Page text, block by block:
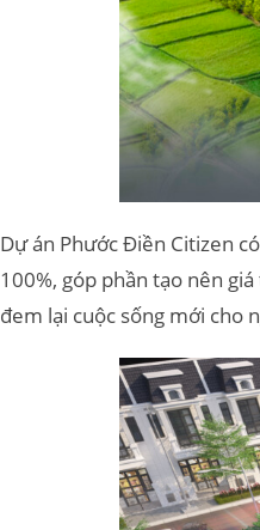
Dự án Phước Điền Citizen
100%, góp phần tạo nên
đem lại cuộc sống mới cho